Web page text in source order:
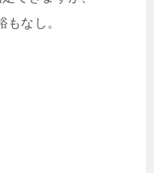
なし。